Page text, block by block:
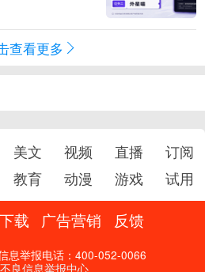
查看更多
美文 视频 直播
订阅
教育 动漫 游戏 试用
载 广告营销 反馈
息举报电话：400-052-0066
良信息举报中心